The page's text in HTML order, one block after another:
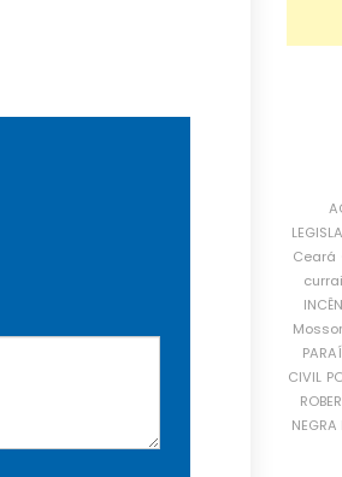
Ceará
CIVIL
NEGRA